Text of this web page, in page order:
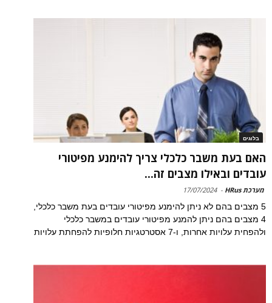
בלוגים
האם בעת משבר כלכלי צריך להימנע מפיטורי
עובדים ובאילו מצבים זה...
מערכת HRus -
17/07/2024
5 מצבים בהם לא ניתן להימנע מפיטורי עובדים בעת משבר כלכלי,
4 מצבים בהם ניתן להמנע מפיטורי עובדים במשבר כלכלי
ולהפחית עלויות אחרות, ו-7 אסטרטגיות חלופיות להפחתת עלויות